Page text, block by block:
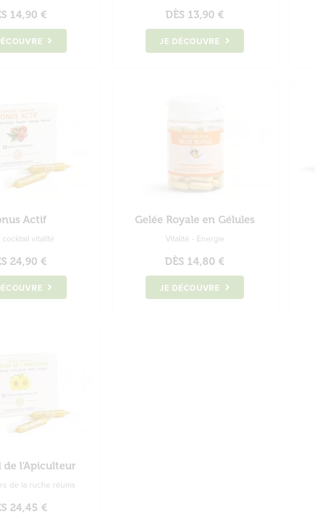
14,90 €
DÈS 13,90 €
JE DÉCOUVRE
Actif
vitalité
24,90 €
Gelée Royale en Gélules
Vitalité - Energie
DÈS 14,80 €
JE DÉCOUVRE
l’Apiculteur
de la ruche réunis
24,45 €